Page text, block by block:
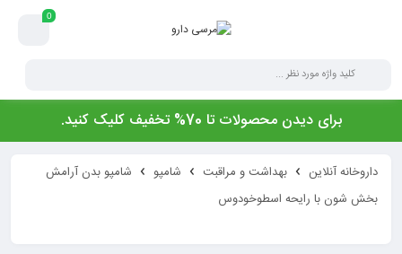
0
برای دیدن محصولات تا 70% تخفیف کلیک کنید.
داروخانه آنلاین بهداشت و مراقبت شامپو
شامپو بدن آرامش
بخش شون با رایحه اسطوخودوس